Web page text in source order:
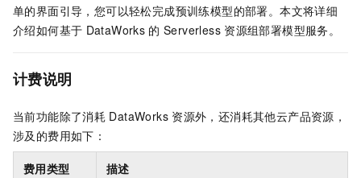
单的界面引导，您可以轻松完成预训练模型的部署。本文将详细
介绍如何基于 DataWorks 的 Serverless 资源组部署模型服务。
计费说明
当前功能除了消耗 DataWorks 资源外，还消耗其他云产品资源，
涉及的费用如下：
费用类型 描述